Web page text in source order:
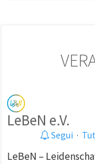
LeBeN e.V.
Segui ·
LeBeN –